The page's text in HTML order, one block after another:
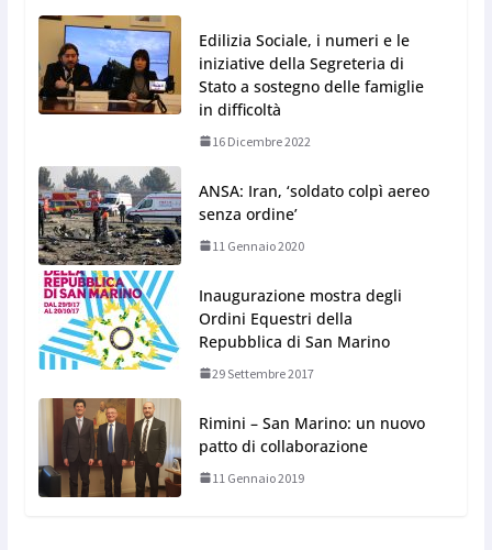
Edilizia Sociale, i numeri e le
iniziative della Segreteria di
Stato a sostegno delle famiglie
in difficoltà
16 Dicembre 2022
ANSA: Iran, ‘soldato colpì aereo
senza ordine’
11 Gennaio 2020
Inaugurazione mostra degli
Ordini Equestri della
Repubblica di San Marino
29 Settembre 2017
Rimini – San Marino: un nuovo
patto di collaborazione
11 Gennaio 2019